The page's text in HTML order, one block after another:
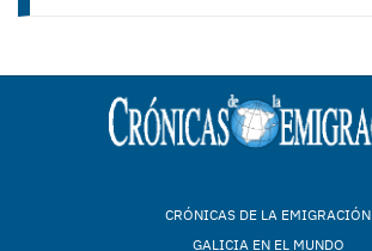
CRÓNICAS DE LA EMIGRACIÓN
GALICIA EN EL MUNDO